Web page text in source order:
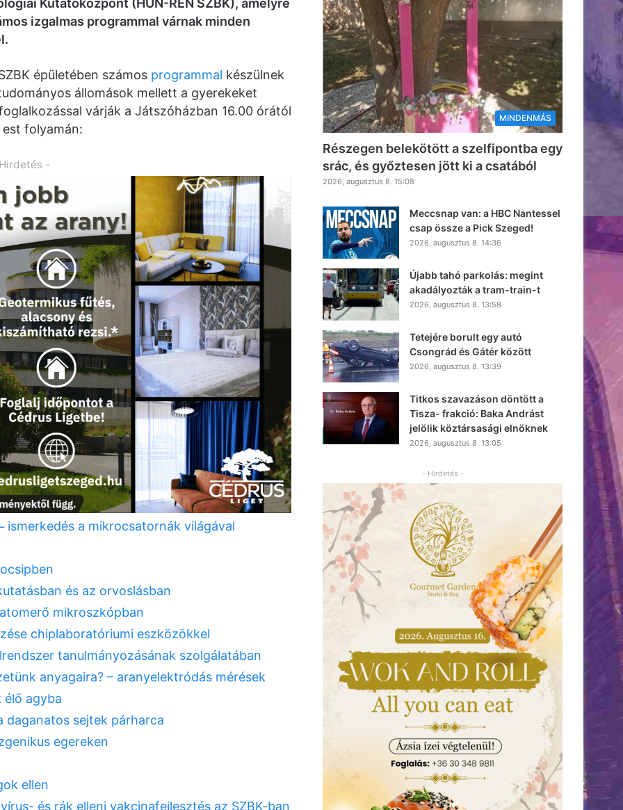
Kutatóközpont (HUN-REN SZBK), amelyre
izgalmas programmal várnak minden
épületében számos programmal készülnek
állomások mellett a gyerekeket
várják a Játszóházban 16.00 órától
folyamán:
-
ismerkedés a mikrocsatornák világával
és az orvoslásban
mikroszkópban
chiplaboratóriumi eszközökkel
tanulmányozásának szolgálatában
anyagaira? – aranyelektródás mérések
élő agyba
daganatos sejtek párharca
egereken
ellen
és rák elleni vakcinafejlesztés az SZBK-ban
MINDENMÁS
Részegen belekötött a szelfipontba egy
srác, és győztesen jött ki a csatából
2026, augusztus 8. 15:08
Meccsnap van: a HBC Nantessel
csap össze a Pick Szeged!
2026, augusztus 8. 14:36
Újabb tahó parkolás: megint
akadályozták a tram-train-t
2026, augusztus 8. 13:58
Tetejére borult egy autó
Csongrád és Gátér között
2026, augusztus 8. 13:39
Titkos szavazáson döntött a
Tisza- frakció: Baka Andrást
jelölik köztársasági elnöknek
2026, augusztus 8. 13:05
- Hirdetés -